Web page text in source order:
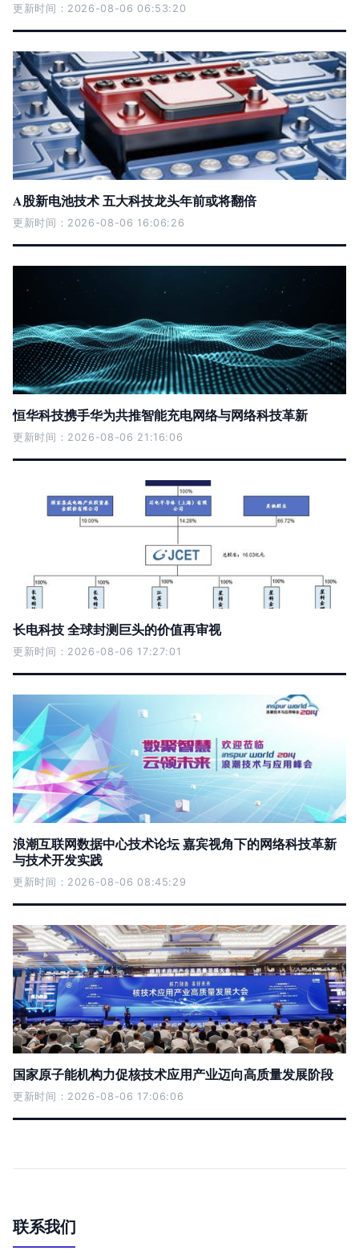
更新时间：2026-08-06 06:53:20
A股新电池技术 五大科技龙头年前或将翻倍
更新时间：2026-08-06 16:06:26
恒华科技携手华为共推智能充电网络与网络科技革新
更新时间：2026-08-06 21:16:06
长电科技 全球封测巨头的价值再审视
更新时间：2026-08-06 17:27:01
浪潮互联网数据中心技术论坛 嘉宾视角下的网络科技革新
与技术开发实践
更新时间：2026-08-06 08:45:29
国家原子能机构力促核技术应用产业迈向高质量发展阶段
更新时间：2026-08-06 17:06:06
联系我们